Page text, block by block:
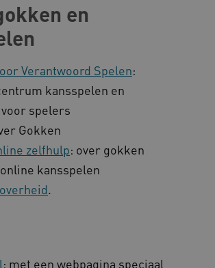
en
Verantwoord Spelen:
kansspelen en
spelers
Gokken
zelfhulp: over gokken
kansspelen
.
: met een webpagina speciaal
.youtube.com
a594.kennispleingehandicaptensector.nl